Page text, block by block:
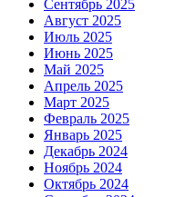
Сентябрь 2025
Август 2025
Июль 2025
Июнь 2025
Май 2025
Апрель 2025
Март 2025
Февраль 2025
Январь 2025
Декабрь 2024
Ноябрь 2024
Октябрь 2024